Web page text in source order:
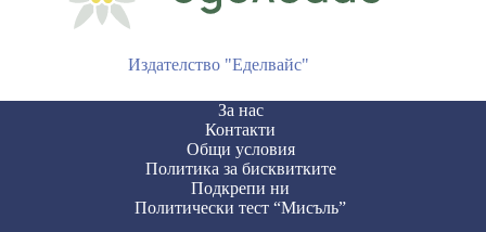
Издателство "Еделвайс"
За нас
Контакти
Общи условия
Политика за бисквитките
Подкрепи ни
Политически тест “Мисъль”